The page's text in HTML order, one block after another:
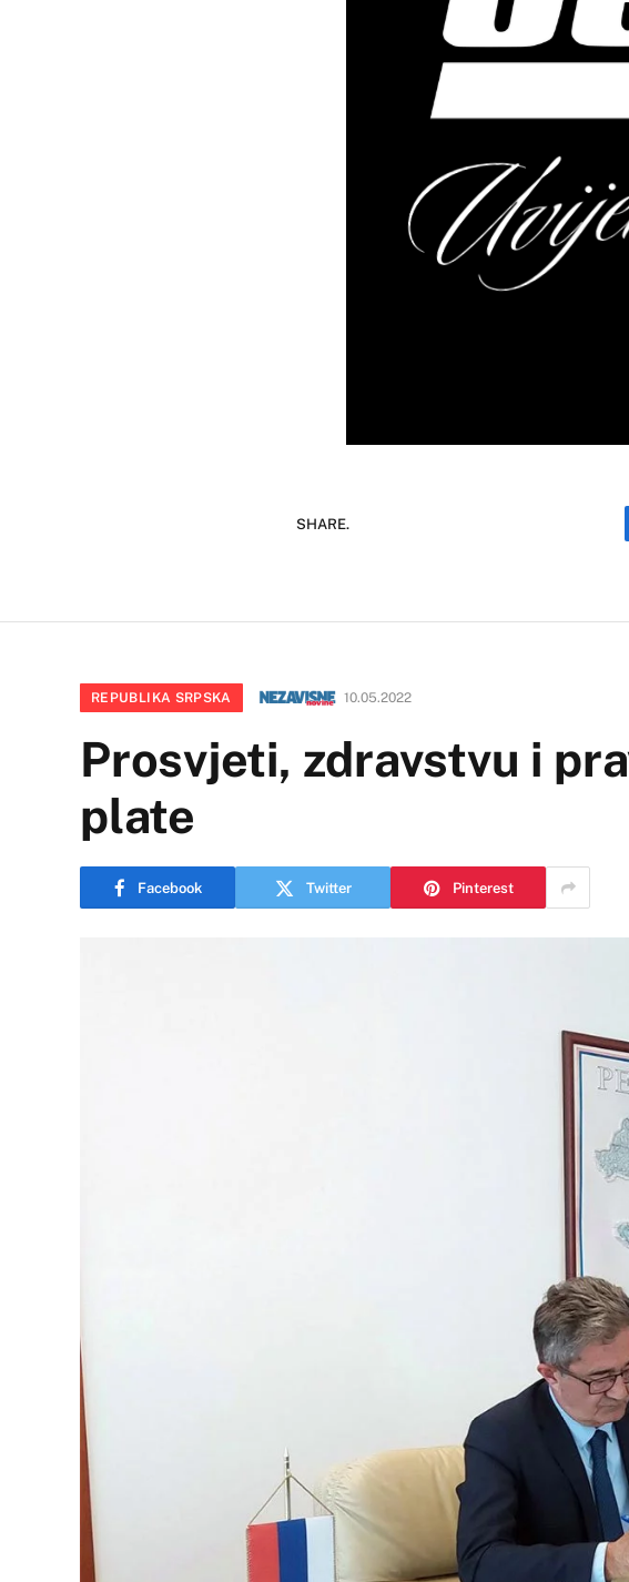
SHARE.
REPUBLIKA SRPSKA 10.05.2022
Prosvjeti, zdravstvu i
plate
Facebook Twitter Pinterest